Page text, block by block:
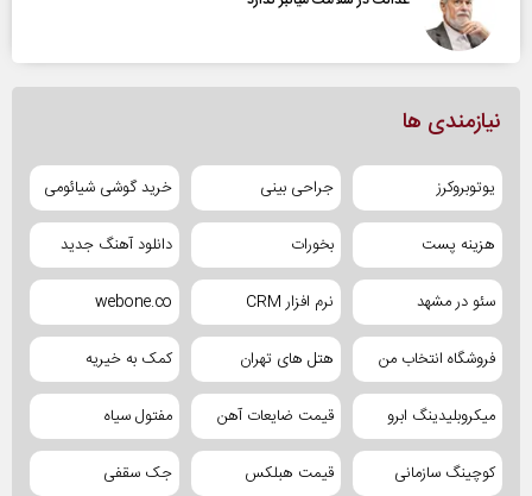
نیازمندی ها
یوتوبروکرز جراحی بینی خرید گوشی شیائومی
هزینه پست بخورات دانلود آهنگ جدید
سئو در مشهد نرم افزار CRM webone.co
فروشگاه انتخاب من هتل های تهران کمک به خیریه
میکروبلیدینگ ابرو قیمت ضایعات آهن مفتول سیاه
کوچینگ سازمانی قیمت هبلکس جک سقفی